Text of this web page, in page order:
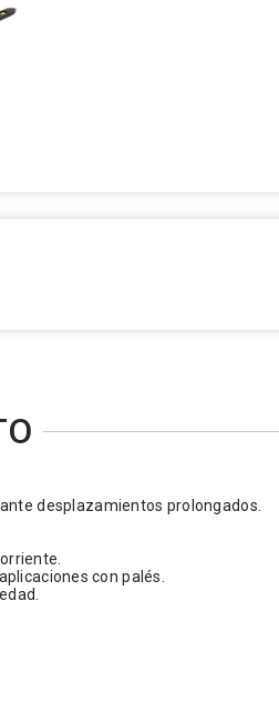
desplazamientos prolongados.
con palés.